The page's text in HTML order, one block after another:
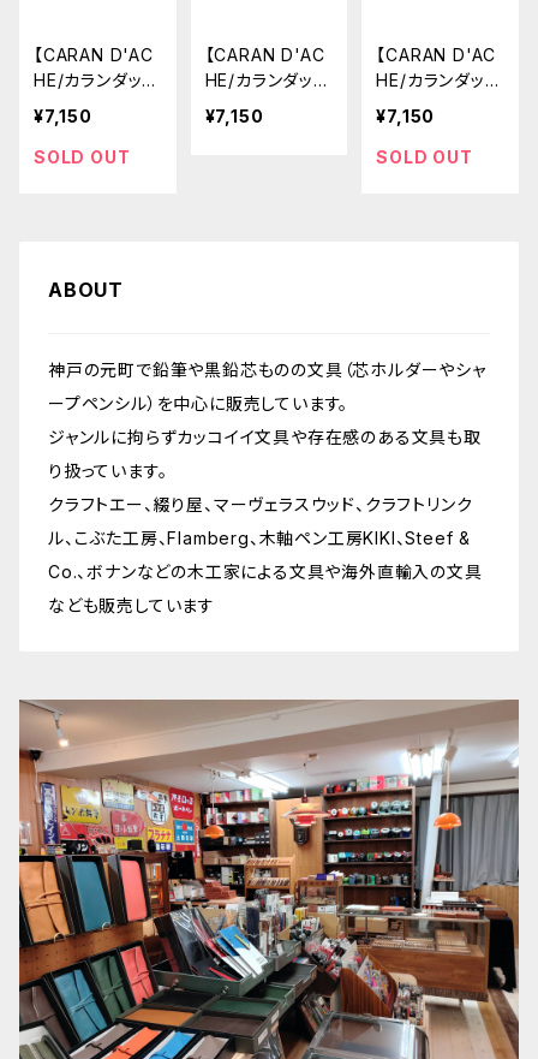
【CARAN D'AC
HE/カランダッシ
ュ】849ローラ
ーボールゲル
(マットレッド)
¥7,150
SOLD OUT
【CARAN D'AC
HE/カランダッシ
ュ】849ローラ
ーボールゲル
¥7,150
【CARAN D'AC
HE/カランダッシ
ュ】849ローラ
ーボールゲル
(マットブラック)
¥7,150
SOLD OUT
ABOUT
神戸の元町で鉛筆や黒鉛芯ものの文具（芯ホルダーやシャ
ープペンシル）を中心に販売しています。
ジャンルに拘らずカッコイイ文具や存在感のある文具も取
り扱っています。
クラフトエー、綴り屋、マーヴェラスウッド、クラフトリンク
ル、こぶた工房、Flamberg、木軸ペン工房KIKI、Steef &
Co.、ボナンなどの木工家による文具や海外直輸入の文具
なども販売しています